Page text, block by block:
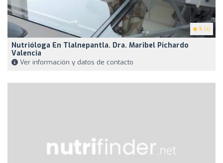
5 (4)
Nutrióloga En Tlalnepantla. Dra. Maribel Pichardo
Valencia
Ver información y datos de contacto